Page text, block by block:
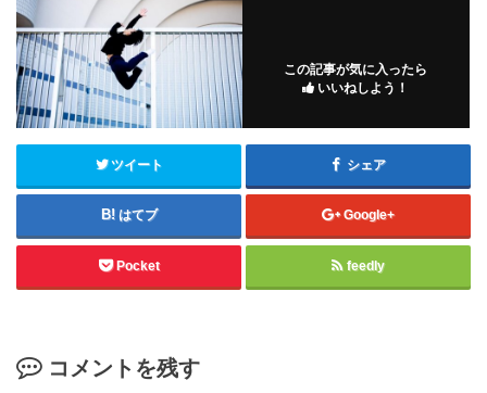
この記事が気に入ったら
いいねしよう！
ツイート シェア
はてブ Google+
Pocket feedly
コメントを残す